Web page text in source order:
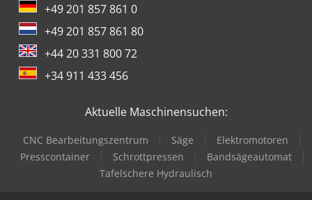
+49 201 857 861 0
+49 201 857 861 80
+44 20 331 800 72
+34 911 433 456
Aktuelle Maschinensuchen:
CNC Bearbeitungszentrum Säge
Elektromotoren
Presscontainer
Schrottpressen
Bandsägeautomat
Tafelschere Hydraulisch